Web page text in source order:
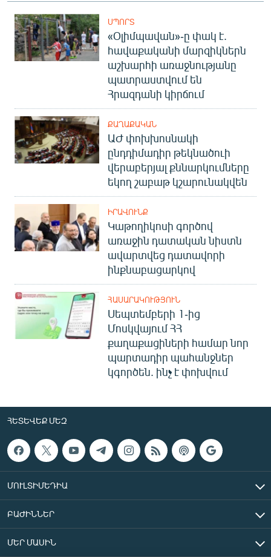
ՍՊՈՐՏ
«Օլիմպավան»-ը փակ է.
հավաքականի մարզիկներն
աշխարհի առաջնությանը
պատրաստվում են
Հրազդանի կիրճում
ՔԱՂԱՔԱԿԱՆ
ԱԺ փոխխոսնակի
ընդդիմադիր թեկնածուի
վերաբերյալ քննարկումները
եկող շաբաթ կշարունակվեն
ԻՐԱՎՈՒՆՔ
Կաթողիկոսի գործով
առաջին դատական նիստն
ավարտվեց դատավորի
ինքնաբացարկով
ՀԱՍԱՐԱԿՈՒԹՅՈՒՆ
Սեպտեմբերի 1-ից
Մոսկվայում ՀՀ
քաղաքացիների համար նոր
պարտադիր պահանջներ
կգործեն. ինչ է փոխվում
ՀԵՏԵՎԵՔ ՄԵԶ
ՄՈՒԼՏԻՄԵԴԻԱ
ԲԱԺԻՆՆԵՐ
ՄԵՐ ՄԱՍԻՆ